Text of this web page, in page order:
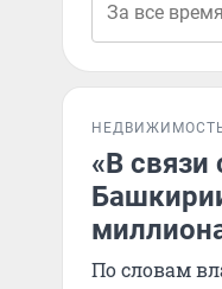
«В связи
По словам